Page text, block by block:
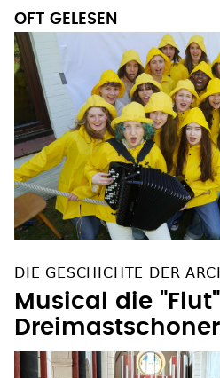
OFT GELESEN
DIE GESCHICHTE DER
Musical die
Dreimastschoner